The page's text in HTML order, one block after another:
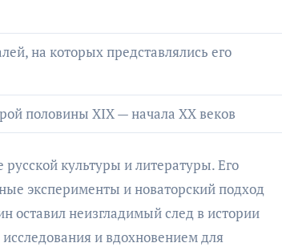
на которых представлялись его
половины XIX — начала XX веков
культуры и литературы. Его
эксперименты и новаторский подход
оставил неизгладимый след в истории
и вдохновением для